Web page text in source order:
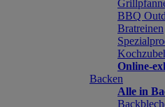
BBQ
Bratreinen
Online-
Backen
Alle in